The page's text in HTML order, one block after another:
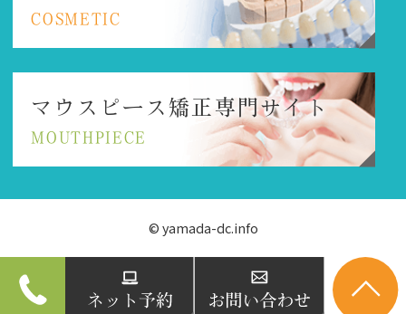
COSMETIC
マウスピース矯正 専門サイト
MOUTHPIECE
© yamada-dc.info